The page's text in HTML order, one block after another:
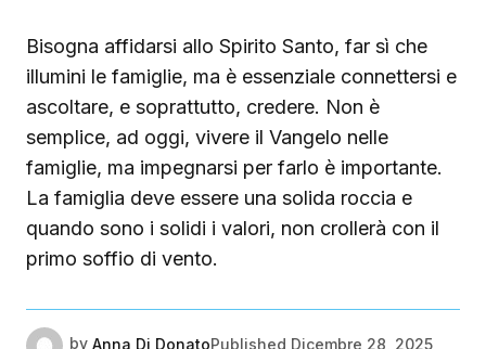
Bisogna affidarsi allo Spirito Santo, far sì che
illumini le famiglie, ma è essenziale connettersi e
ascoltare, e soprattutto, credere. Non è
semplice, ad oggi, vivere il Vangelo nelle
famiglie, ma impegnarsi per farlo è importante.
La famiglia deve essere una solida roccia e
quando sono i solidi i valori, non crollerà con il
primo soffio di vento.
by Anna Di DonatoPublished Dicembre 28, 2025